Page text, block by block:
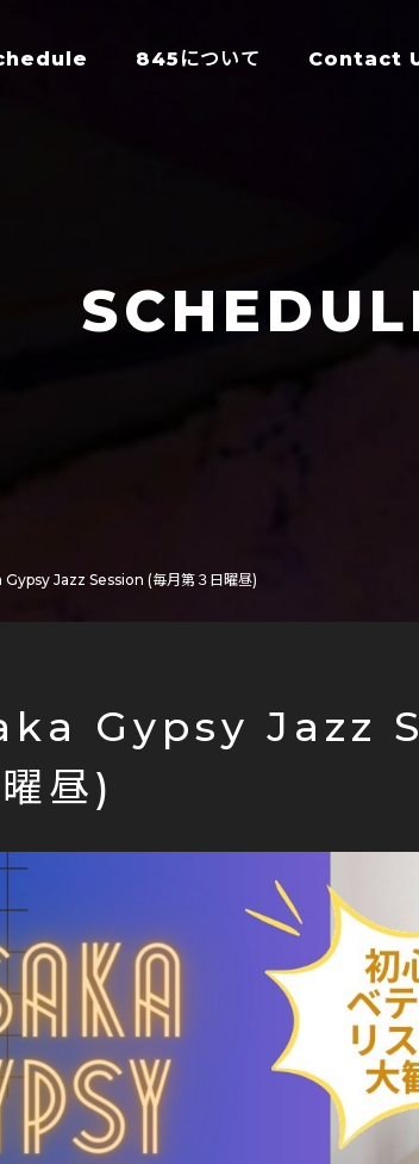
845について Contact
Gypsy Jazz Session (毎月第３日曜昼)
Gypsy Jazz
昼)